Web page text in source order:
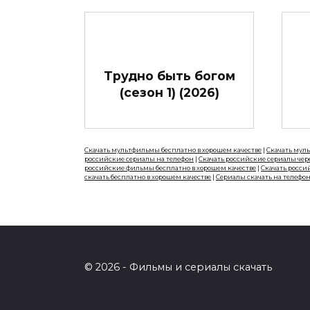
Трудно быть богом
(сезон 1) (2026)
Скачать мультфильмы бесплатно в хорошем качестве | Скачать
российские сериалы на телефон | Скачать российские сериалы
российские фильмы бесплатно в хорошем качестве | Скачать
скачать бесплатно в хорошем качестве | Сериалы скачать на телефон
© 2026 - Фильмы и сериалы скачать